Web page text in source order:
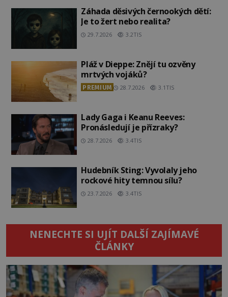
Záhada děsivých černookých dětí:
Je to žert nebo realita?
29.7.2026 3.2TIS
Pláž v Dieppe: Znějí tu ozvěny
mrtvých vojáků?
PREMIUM 28.7.2026 3.1TIS
Lady Gaga i Keanu Reeves:
Pronásledují je přízraky?
28.7.2026 3.4TIS
Hudebník Sting: Vyvolaly jeho
rockové hity temnou sílu?
23.7.2026 3.4TIS
NENECHTE SI UJÍT DALŠÍ ZAJÍMAVÉ
ČLÁNKY